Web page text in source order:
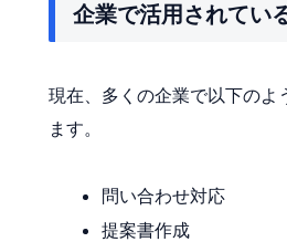
企業で活用されてい
現在、多くの企業で以下のよ
ます。
問い合わせ対応
提案書作成